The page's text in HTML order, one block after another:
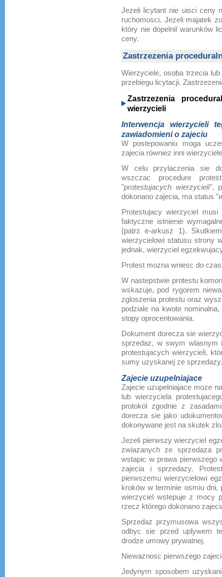
Jezeli licytant nie uisci ceny
ruchomosci. Jezeli majatek
który nie dopelnil warunków
ceny.
Zastrzezenia
Wierzyciele, osoba trzecia
przebiegu licytacji.
Zastrzezenia
wierzycieli
Interwencja wierzycieli
zawiadomieni o zajeciu
W postepowaniu moga
zajecia równiez inni
W celu przylaczenia sie
wszczac procedure
"protestujacych wierzycieli",
dokonano zajecia, ma status "
Protestujacy wierzyciel
faktyczne istnienie
(patrz e-arkusz 1).
wierzycielowi statusu strony
jednak, wierzyciel
Protest mozna wniesc do
W nastepstwie protestu
wskazuje, pod rygorem
zgloszenia protestu oraz
podziale na kwote
stopy oprocentowania.
Dokument dorecza sie
sprzedaz, w swym wlasnym
protestujacych wierzycieli,
sumy uzyskanej ze sprzedazy.
Zajecie uzupelniajace
Zajecie uzupelniajace moze
lub wierzyciela
protokól zgodnie z
dorecza sie jako
dokonywane jest na skutek
Jezeli pierwszy wierzyciel
zwiazanych ze sprzedaza
wstapic w prawa pierwszego
zajecia i sprzedazy.
pierwszemu wierzycielowi
kroków w terminie osmiu
wierzyciel wstepuje z mocy
rzecz którego dokonano
Sprzedaz przymusowa
odbyc sie przed uplywem
drodze umowy prywatnej.
Niewaznosc pierwszego
Jedynym sposobem